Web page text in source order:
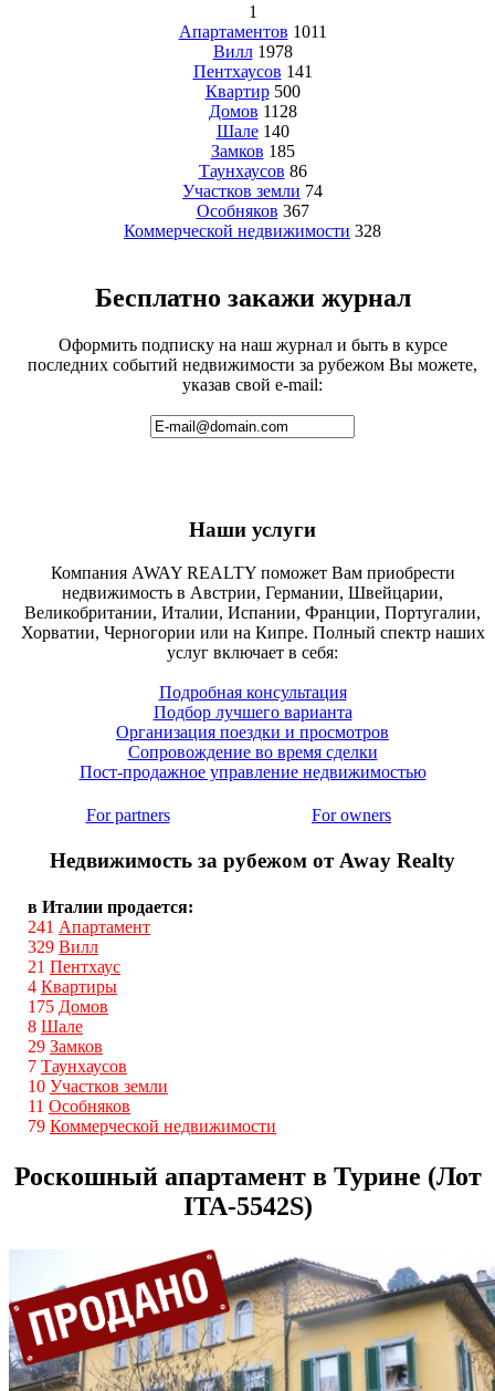
1
Апартаментов 1011
Вилл 1978
Пентхаусов 141
Квартир 500
Домов 1128
Шале 140
Замков 185
Таунхаусов 86
Участков земли 74
Особняков 367
Коммерческой недвижимости 328
Бесплатно закажи журнал
Оформить подписку на наш журнал и быть в курсе
последних событий недвижимости за рубежом Вы можете,
указав свой e-mail:
Наши услуги
Компания AWAY REALTY поможет Вам приобрести
недвижимость в Австрии, Германии, Швейцарии,
Великобритании, Италии, Испании, Франции, Португалии,
Хорватии, Черногории или на Кипре. Полный спектр наших
услуг включает в себя:
Подробная консультация
Подбор лучшего варианта
Организация поездки и просмотров
Сопровождение во время сделки
Пост-продажное управление недвижимостью
For partners For owners
Недвижимость за рубежом от Away Realty
в Италии продается:
241 Апартамент
329 Вилл
21 Пентхаус
4 Квартиры
175 Домов
8 Шале
29 Замков
7 Таунхаусов
10 Участков земли
11 Особняков
79 Коммерческой недвижимости
Роскошный апартамент в Турине (Лот
ITA-5542S)